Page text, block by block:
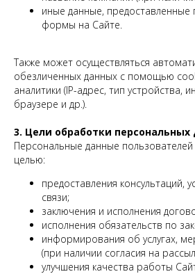
иные данные, предоставленные
формы на Сайте.
Также может осуществляться
обезличенных данных с помощью
аналитики (IP-адрес, тип устройства,
браузере и др.).
3. Цели обработки персональных
Персональные данные
целью:
предоставления консультаций,
связи;
заключения и исполнения
исполнения обязательств по
информирования об услугах,
(при наличии согласия на
улучшения качества работы